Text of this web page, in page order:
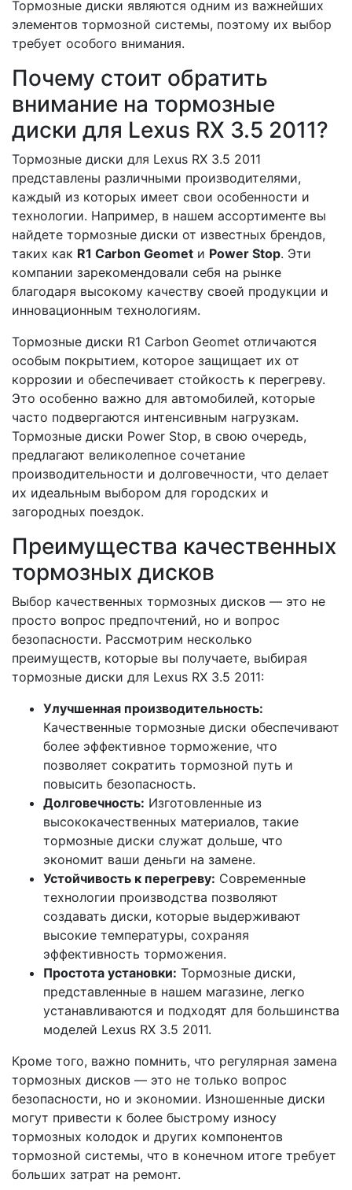
Тормозные диски являются одним из важнейших
элементов тормозной системы, поэтому их выбор
требует особого внимания.
Почему стоит обратить
внимание на тормозные
диски для Lexus RX 3.5 2011?
Тормозные диски для Lexus RX 3.5 2011
представлены различными производителями,
каждый из которых имеет свои особенности и
технологии. Например, в нашем ассортименте вы
найдете тормозные диски от известных брендов,
таких как R1 Carbon Geomet и Power Stop. Эти
компании зарекомендовали себя на рынке
благодаря высокому качеству своей продукции и
инновационным технологиям.
Тормозные диски R1 Carbon Geomet отличаются
особым покрытием, которое защищает их от
коррозии и обеспечивает стойкость к перегреву.
Это особенно важно для автомобилей, которые
часто подвергаются интенсивным нагрузкам.
Тормозные диски Power Stop, в свою очередь,
предлагают великолепное сочетание
производительности и долговечности, что делает
их идеальным выбором для городских и
загородных поездок.
Преимущества качественных
тормозных дисков
Выбор качественных тормозных дисков — это не
просто вопрос предпочтений, но и вопрос
безопасности. Рассмотрим несколько
преимуществ, которые вы получаете, выбирая
тормозные диски для Lexus RX 3.5 2011:
Улучшенная производительность:
Качественные тормозные диски обеспечивают
более эффективное торможение, что
позволяет сократить тормозной путь и
повысить безопасность.
Долговечность: Изготовленные из
высококачественных материалов, такие
тормозные диски служат дольше, что
экономит ваши деньги на замене.
Устойчивость к перегреву: Современные
технологии производства позволяют
создавать диски, которые выдерживают
высокие температуры, сохраняя
эффективность торможения.
Простота установки: Тормозные диски,
представленные в нашем магазине, легко
устанавливаются и подходят для большинства
моделей Lexus RX 3.5 2011.
Кроме того, важно помнить, что регулярная замена
тормозных дисков — это не только вопрос
безопасности, но и экономии. Изношенные диски
могут привести к более быстрому износу
тормозных колодок и других компонентов
тормозной системы, что в конечном итоге требует
больших затрат на ремонт.